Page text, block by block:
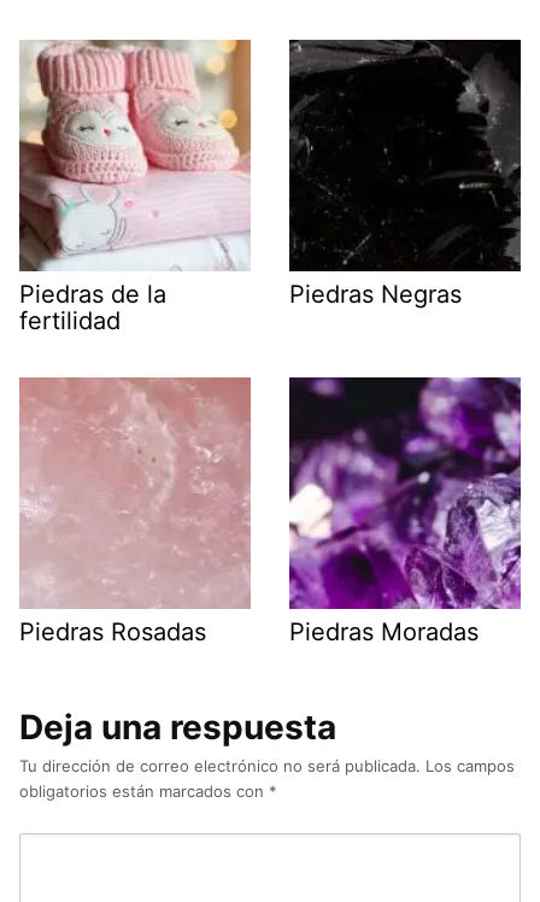
Piedras de la
fertilidad
Piedras Negras
Piedras Rosadas Piedras Moradas
Deja una respuesta
Tu dirección de correo electrónico no será publicada. Los campos
obligatorios están marcados con *